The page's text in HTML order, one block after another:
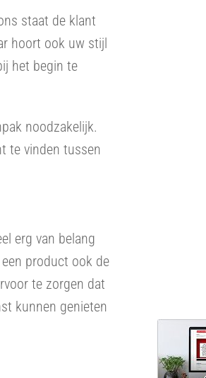
staat de klant
hoort ook uw stijl
het begin te
noodzakelijk.
te vinden tussen
erg van belang
product ook de
te zorgen dat
kunnen genieten